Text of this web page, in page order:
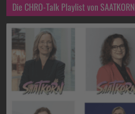
Die CHRO-Talk Playlist von SAATKORN